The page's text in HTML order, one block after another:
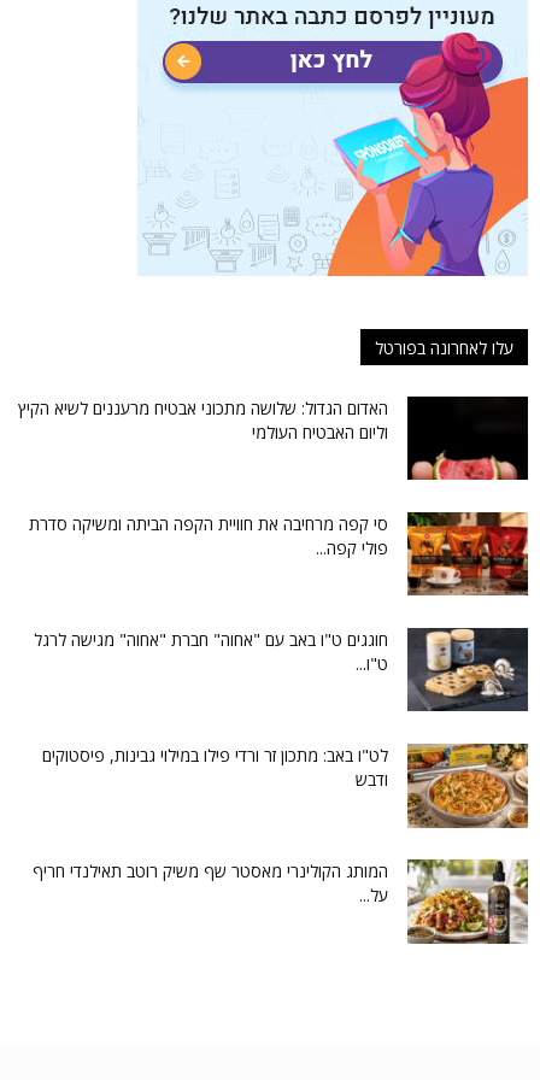
עלו לאחרונה בפורטל
האדום הגדול: שלושה מתכוני אבטיח מרעננים לשיא הקיץ
וליום האבטיח העולמי
סי קפה מרחיבה את חוויית הקפה הביתה ומשיקה סדרת
פולי קפה...
חוגגים ט"ו באב עם "אחוה" חברת "אחוה" מגישה לרגל
ט"ו...
לט"ו באב: מתכון זר ורדי פילו במילוי גבינות, פיסטוקים
ודבש
המותג הקולינרי מאסטר שף משיק רוטב תאילנדי חריף
על...